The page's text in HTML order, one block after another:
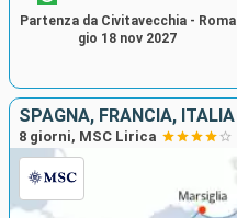
Partenza da Civitavecchia - Roma
gio 18 nov 2027
SPAGNA, FRANCIA, ITALIA
8 giorni, MSC Lirica